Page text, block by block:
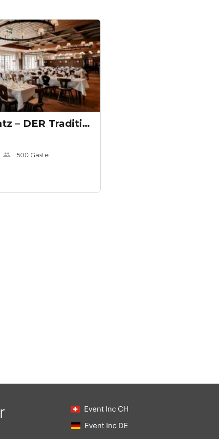
Mayer am Pfarrplatz – DER Traditionsheurige
500 Gäste
Event Inc CH
Event Inc DE